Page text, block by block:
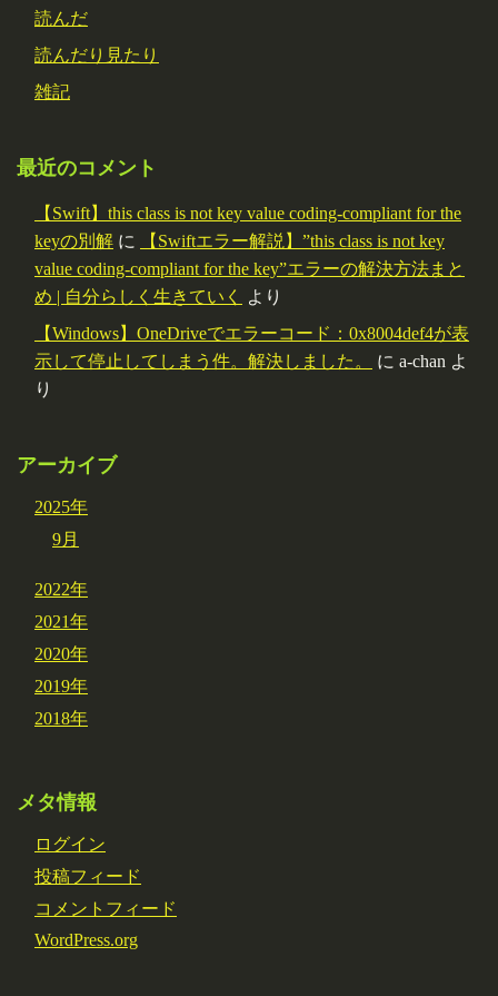
読んだ
読んだり見たり
雑記
最近のコメント
【Swift】this class is not key value coding-compliant for the
keyの別解 に
【Swiftエラー解説】”this class is not key
value coding-compliant for the key”エラーの解決方法まと
め | 自分らしく生きていく
より
【Windows】OneDriveでエラーコード：0x8004def4が表
示して停止してしまう件。解決しました。
に a-chan よ
り
アーカイブ
2025年
9月
2022年
2021年
2020年
2019年
2018年
メタ情報
ログイン
投稿フィード
コメントフィード
WordPress.org